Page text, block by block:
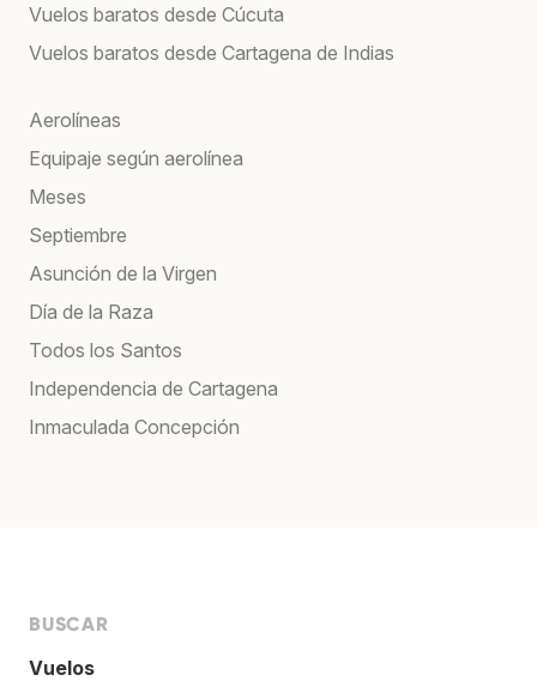
Vuelos baratos desde Cúcuta
Vuelos baratos desde Cartagena de Indias
Aerolíneas
Equipaje según aerolínea
Meses
Septiembre
Asunción de la Virgen
Día de la Raza
Todos los Santos
Independencia de Cartagena
Inmaculada Concepción
BUSCAR
Vuelos